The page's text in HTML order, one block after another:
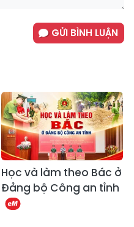
GỬI BÌNH LUẬN
Học và làm theo Bác ở
Đảng bộ Công an tỉnh